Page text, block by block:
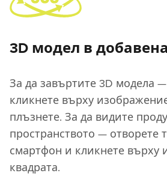
3D модел в
За да завъртите 3D модела
кликнете върху
плъзнете. За да видите
пространството — отворете
смартфон и кликнете върху
квадрата.